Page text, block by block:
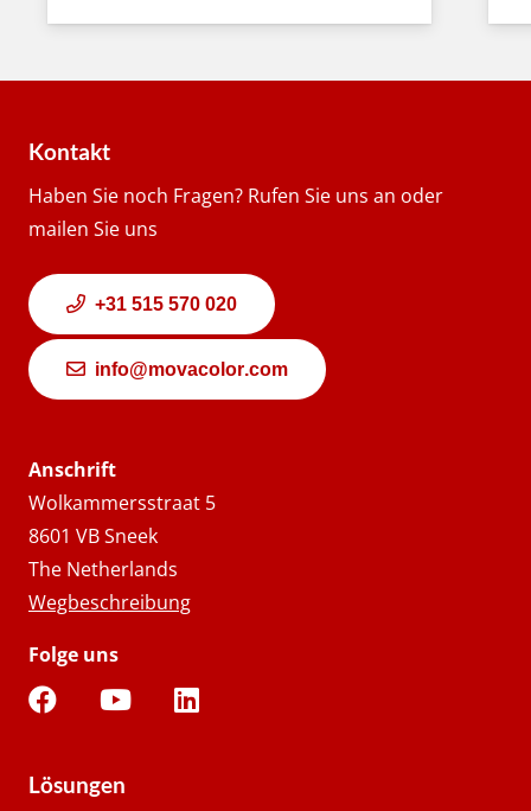
Kontakt
Haben Sie noch Fragen? Rufen Sie uns an oder
mailen Sie uns
+31 515 570 020
info@movacolor.com
Anschrift
Wolkammersstraat 5
8601 VB Sneek
The Netherlands
Wegbeschreibung
Folge uns
Lösungen